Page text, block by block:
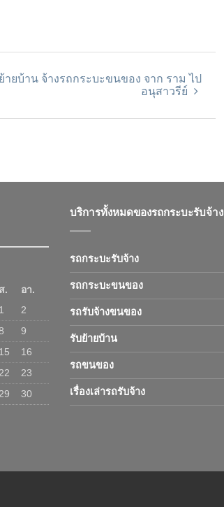
ายบ้าน จ้างรถกระบะขนของ จาก ราม ไป
อนุสาวรีย์
ส.
อา.
1
2
9
15
16
22
23
29
30
บริการทั้งหมดของรถกระบะรับจ้าง
รถกระบะรับจ้าง
รถกระบะขนของ
รถรับจ้างขนของ
รับย้ายบ้าน
รถขนของ
เรื่องเล่ารถรับจ้าง